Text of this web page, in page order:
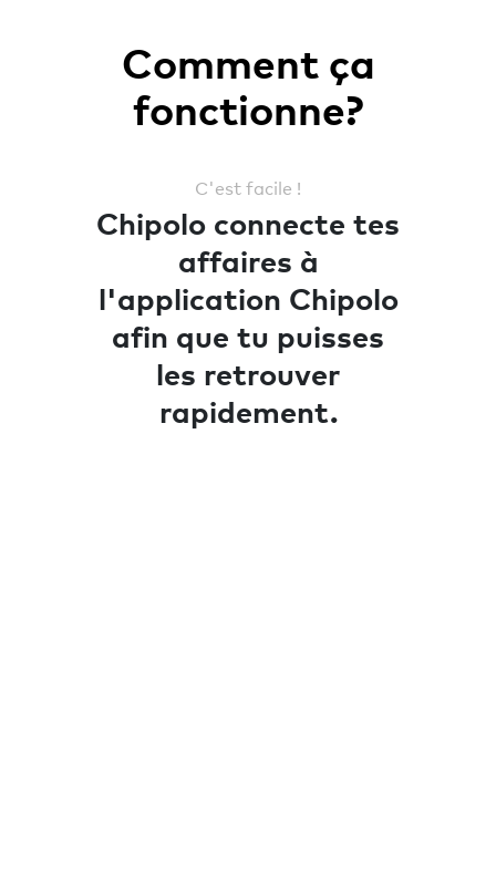
Comment ça
fonctionne?
C'est facile !
Chipolo connecte tes
affaires à
l'application Chipolo
afin que tu puisses
les retrouver
rapidement.